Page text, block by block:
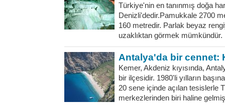
Türkiye'nin en tanınmış doğa
Denizli'dedir.Pamukkale 2700
160 metredir. Parlak beyaz
uzaklıktan görmek mümkündür.
Antalya'da bir cennet:
Kemer, Akdeniz kıyısında,
bir ilçesidir. 1980'li yılların
20 sene içinde açılan tesislerle
merkezlerinden biri haline